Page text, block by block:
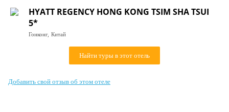
Цены дня
Страны
HYATT REGENCY HONG KONG TSIM SHA TSUI
5*
Гонконг, Китай
Найти туры в этот отель
Добавить свой отзыв об этом отеле